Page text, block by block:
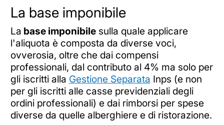
La base imponibile
La base imponibilesulla quale applicare
l'aliquota è composta da diverse voci,
ovverosia, oltre che dai compensi
professionali, dal contributo al 4% ma solo per
gli iscritti alla Gestione Separata Inps (e non
per gli iscritti alle casse previdenziali degli
ordini professionali) e dai rimborsi per spese
diverse da quelle alberghiere e di ristorazione.